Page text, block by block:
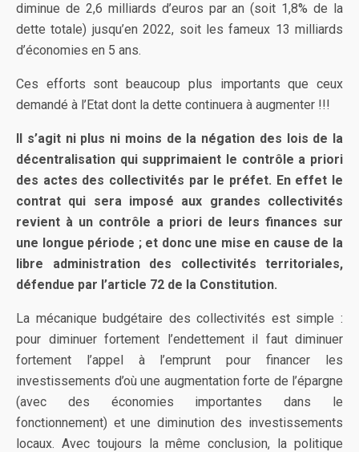
diminue de 2,6 milliards d’euros par an (soit 1,8% de la
dette totale) jusqu’en 2022, soit les fameux 13 milliards
d’économies en 5 ans.
Ces efforts sont beaucoup plus importants que ceux
demandé à l’Etat dont la dette continuera à augmenter !!!
Il s’agit ni plus ni moins de la négation des lois de la
décentralisation qui supprimaient le contrôle a priori
des actes des collectivités par le préfet. En effet le
contrat qui sera imposé aux grandes collectivités
revient à un contrôle a priori de leurs finances sur
une longue période ; et donc une mise en cause de la
libre administration des collectivités territoriales,
défendue par l’article 72 de la Constitution.
La mécanique budgétaire des collectivités est simple :
pour diminuer fortement l’endettement il faut diminuer
fortement l’appel à l’emprunt pour financer les
investissements d’où une augmentation forte de l’épargne
(avec des économies importantes dans le
fonctionnement) et une diminution des investissements
locaux. Avec toujours la même conclusion, la politique